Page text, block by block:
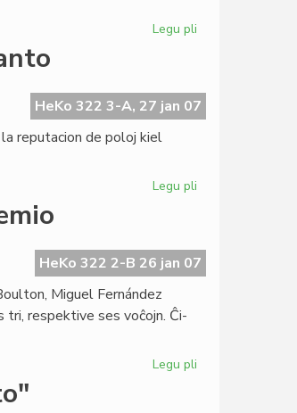
Legu pli
la
Memoro
HeKo 322 3-A, 27 jan 07
reputacion de poloj kiel
Legu pli
hebrea
anstataŭ
HeKo 322 2-B 26 jan 07
Miguel Fernández
tri, respektive ses voĉojn. Ĉi-
Legu pli